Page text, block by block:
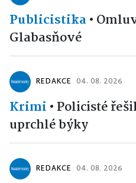
Publicistika•
Glabasňové
REDAKCE 04. 08. 2026
Krimi • Policisté
uprchlé býky
REDAKCE 04. 08. 2026